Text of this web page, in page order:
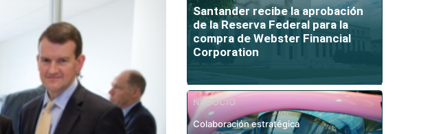
Santander recibe la aprobación
de la Reserva Federal para la
compra de Webster Financial
Corporation
NEGOCIO
Colaboración estratégica